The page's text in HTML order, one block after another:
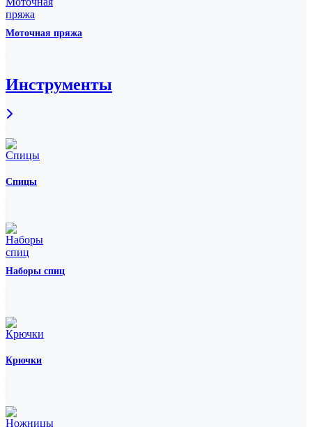
Моточная пряжа
Инструменты
Спицы
Наборы спиц
Крючки